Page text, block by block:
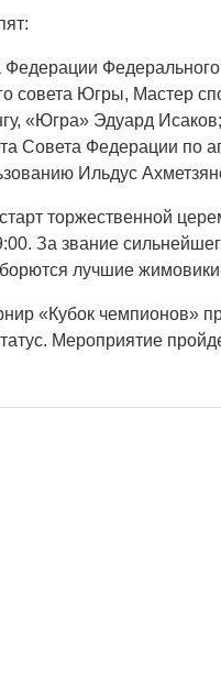
совета Югры, Мастер
«Югра» Эдуард Исаков;
Совета Федерации по
Ильдус
торжественной
За звание
лучшие
«Кубок чемпионов»
Мероприятие